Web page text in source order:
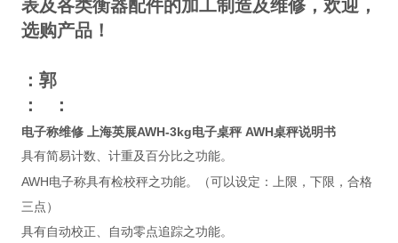
表及各类衡器配件的加工制造及维修，欢迎，
选购产品！
：郭
：
：
电子称维修 上海英展AWH-3kg电子桌秤 AWH桌秤说明书
具有简易计数、计重及百分比之功能。
AWH电子称具有检校秤之功能。（可以设定：上限，下限，合格
三点）
具有自动校正、自动零点追踪之功能。